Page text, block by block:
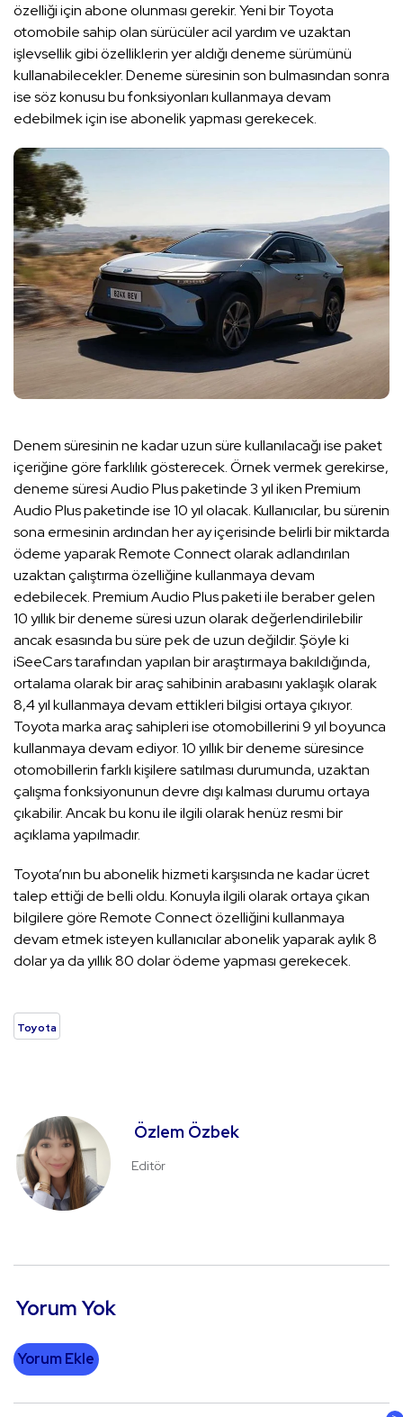
özelliği için abone olunması gerekir. Yeni bir Toyota
otomobile sahip olan sürücüler acil yardım ve uzaktan
işlevsellik gibi özelliklerin yer aldığı deneme sürümünü
kullanabilecekler. Deneme süresinin son bulmasından sonra
ise söz konusu bu fonksiyonları kullanmaya devam
edebilmek için ise abonelik yapması gerekecek.
Denem süresinin ne kadar uzun süre kullanılacağı ise paket
içeriğine göre farklılık gösterecek. Örnek vermek gerekirse,
deneme süresi Audio Plus paketinde 3 yıl iken Premium
Audio Plus paketinde ise 10 yıl olacak. Kullanıcılar, bu sürenin
sona ermesinin ardından her ay içerisinde belirli bir miktarda
ödeme yaparak Remote Connect olarak adlandırılan
uzaktan çalıştırma özelliğine kullanmaya devam
edebilecek. Premium Audio Plus paketi ile beraber gelen
10 yıllık bir deneme süresi uzun olarak değerlendirilebilir
ancak esasında bu süre pek de uzun değildir. Şöyle ki
iSeeCars tarafından yapılan bir araştırmaya bakıldığında,
ortalama olarak bir araç sahibinin arabasını yaklaşık olarak
8,4 yıl kullanmaya devam ettikleri bilgisi ortaya çıkıyor.
Toyota marka araç sahipleri ise otomobillerini 9 yıl boyunca
kullanmaya devam ediyor. 10 yıllık bir deneme süresince
otomobillerin farklı kişilere satılması durumunda, uzaktan
çalışma fonksiyonunun devre dışı kalması durumu ortaya
çıkabilir. Ancak bu konu ile ilgili olarak henüz resmi bir
açıklama yapılmadır.
Toyota’nın bu abonelik hizmeti karşısında ne kadar ücret
talep ettiği de belli oldu. Konuyla ilgili olarak ortaya çıkan
bilgilere göre Remote Connect özelliğini kullanmaya
devam etmek isteyen kullanıcılar abonelik yaparak aylık 8
dolar ya da yıllık 80 dolar ödeme yapması gerekecek.
Toyota
Özlem Özbek
Editör
Yorum Yok
Yorum Ekle